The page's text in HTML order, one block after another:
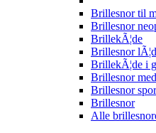
Brillesnor til
Brillesnor
BrillekÃ¦de
Brillesnor
BrillekÃ¦de i
Brillesnor
Brillesnor
Brillesnor
Alle